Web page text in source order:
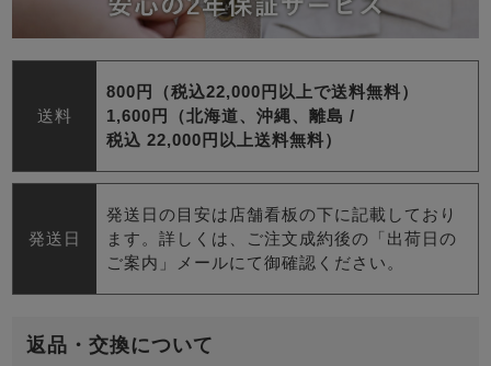
送料
800円（税込22,000円以上で送料無料）
1,600円（北海道、沖縄、離島 /
税込 22,000円以上送料無料）
発送日
発送日の目安は店舗看板の下に記載しており
ます。詳しくは、ご注文成約後の「出荷日の
ご案内」メールにて御確認ください。
返品・交換について